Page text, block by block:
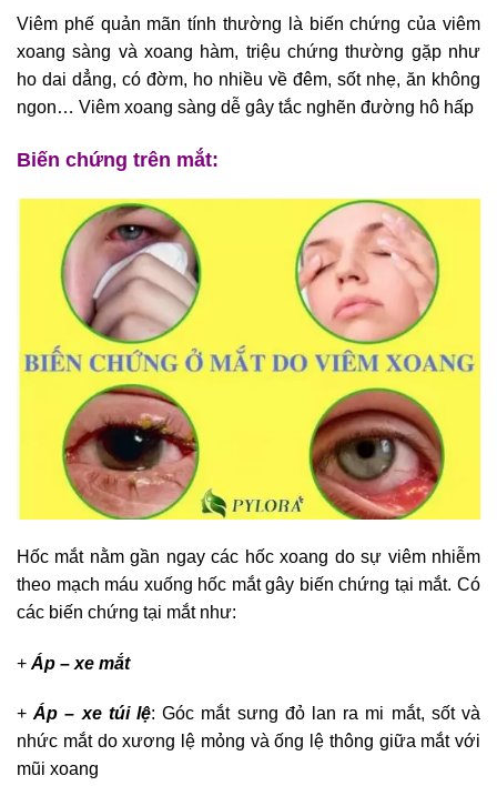
Viêm phế quản mãn tính thường là biến chứng của viêm
xoang sàng và xoang hàm, triệu chứng thường gặp như
ho dai dẳng, có đờm, ho nhiều về đêm, sốt nhẹ, ăn không
ngon… Viêm xoang sàng dễ gây tắc nghẽn đường hô hấp
Biến chứng trên mắt:
Hốc mắt nằm gần ngay các hốc xoang do sự viêm nhiễm
theo mạch máu xuống hốc mắt gây biến chứng tại mắt. Có
các biến chứng tại mắt như:
+ Áp – xe mắt
+Áp – xe túi lệ: Góc mắt sưng đỏ lan ra mi mắt, sốt và
nhức mắt do xương lệ mỏng và ống lệ thông giữa mắt với
mũi xoang